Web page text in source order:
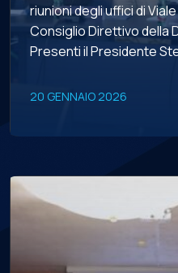
riunioni degli uffici di
Consiglio Direttivo della
Presenti il Presidente
Vicepresidente Andrea
20 GENNAIO 2026